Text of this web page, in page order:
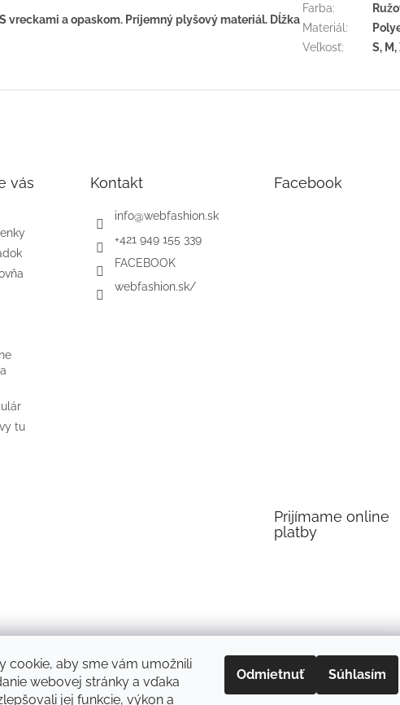
cookie, aby sme vám umožnili
webovej stránky a vďaka
jej funkcie, výkon a
Odmietnuť Súhlasím
vreckami a opaskom. Príjemný plyšový materiál. Dĺžka
Farba:
Materiál:
Veľkosť: S, M,
vás
tu
Kontakt
info@webfashion.sk
+421 949 155 339
FACEBOOK
webfashion.sk/
Facebook
Prijímame online
platby